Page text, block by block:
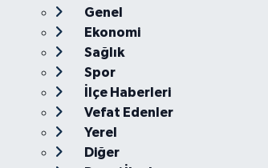
Genel
Ekonomi
Sağlık
Spor
İlçe Haberleri
Vefat Edenler
Yerel
Diğer